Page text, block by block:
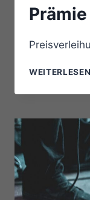
Prämie
WEITERLESEN